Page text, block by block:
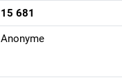
15 681
Anonyme